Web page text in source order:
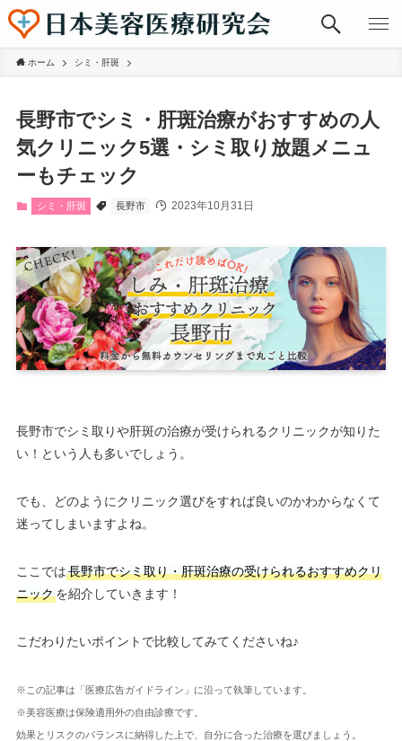
ホーム シミ・肝斑
長野市でシミ・肝斑治療がおすすめの人
気クリニック5選・シミ取り放題メニュ
ーもチェック
シミ・肝斑 長野市 2023年10月31日
長野市でシミ取りや肝斑の治療が受けられるクリニックが知りた
い！という人も多いでしょう。
でも、どのようにクリニック選びをすれば良いのかわからなくて
迷ってしまいますよね。
ここでは長野市でシミ取り・肝斑治療の受けられるおすすめクリ
ニックを紹介していきます！
こだわりたいポイントで比較してみてくださいね♪
※この記事は「医療広告ガイドライン」に沿って執筆しています。
※美容医療は保険適用外の自由診療です。
効果とリスクのバランスに納得した上で、自分に合った治療を選びましょう。